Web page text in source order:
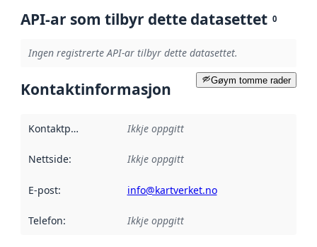
API-ar som tilbyr dette datasettet 0
Ingen registrerte API-ar tilbyr dette datasettet.
Gøym tomme rader
Kontaktinformasjon
Kontaktpunkt Ikkje oppgitt
Nettside: Ikkje oppgitt
E-post: info@kartverket.no
Telefon: Ikkje oppgitt